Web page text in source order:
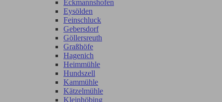
Eckmannshofen
Eysölden
Feinschluck
Gebersdorf
Göllersreuth
Graßhöfe
Hagenich
Heimmühle
Hundszell
Kammühle
Kätzelmühle
Kleinhöbing